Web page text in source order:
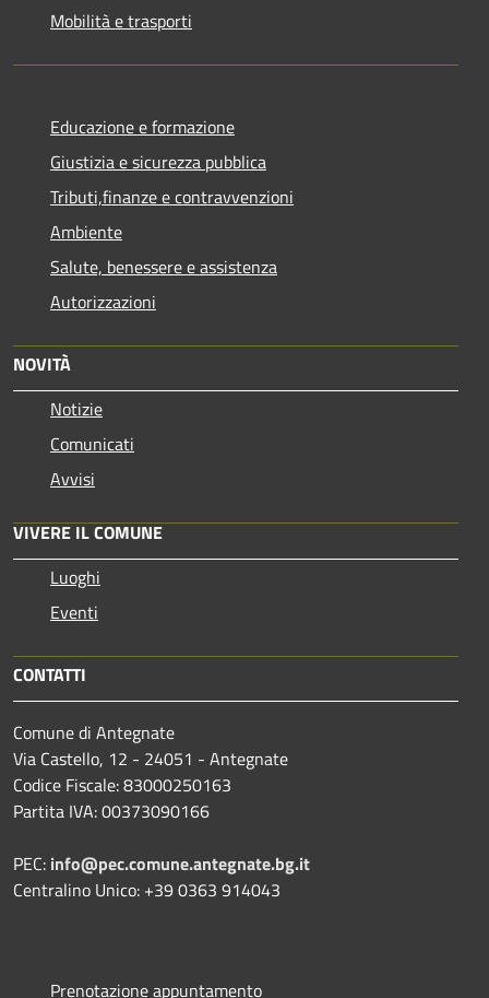
Mobilità e trasporti
Educazione e formazione
Giustizia e sicurezza pubblica
Tributi,finanze e contravvenzioni
Ambiente
Salute, benessere e assistenza
Autorizzazioni
NOVITÀ
Notizie
Comunicati
Avvisi
VIVERE IL COMUNE
Luoghi
Eventi
CONTATTI
Comune di Antegnate
Via Castello, 12 - 24051 - Antegnate
Codice Fiscale: 83000250163
Partita IVA: 00373090166
PEC: info@pec.comune.antegnate.bg.it
Centralino Unico: +39 0363 914043
Prenotazione appuntamento